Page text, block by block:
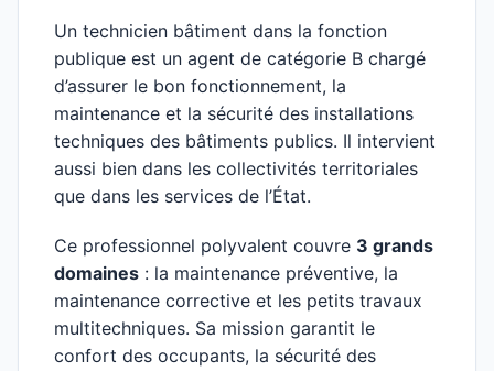
Un technicien bâtiment dans la fonction
publique est un agent de catégorie B chargé
d’assurer le bon fonctionnement, la
maintenance et la sécurité des installations
techniques des bâtiments publics. Il intervient
aussi bien dans les collectivités territoriales
que dans les services de l’État.
Ce professionnel polyvalent couvre 3 grands
domaines : la maintenance préventive, la
maintenance corrective et les petits travaux
multitechniques. Sa mission garantit le
confort des occupants, la sécurité des